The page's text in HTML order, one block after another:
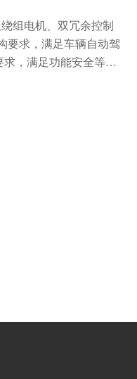
组电机、双冗余控制
要求，满足车辆自动驾
求，满足功能安全等级